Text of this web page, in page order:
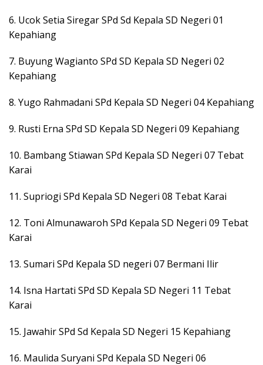
6. Ucok Setia Siregar SPd Sd Kepala SD Negeri 01
Kepahiang
7. Buyung Wagianto SPd SD Kepala SD Negeri 02
Kepahiang
8. Yugo Rahmadani SPd Kepala SD Negeri 04 Kepahiang
9. Rusti Erna SPd SD Kepala SD Negeri 09 Kepahiang
10. Bambang Stiawan SPd Kepala SD Negeri 07 Tebat
Karai
11. Supriogi SPd Kepala SD Negeri 08 Tebat Karai
12. Toni Almunawaroh SPd Kepala SD Negeri 09 Tebat
Karai
13. Sumari SPd Kepala SD negeri 07 Bermani Ilir
14. Isna Hartati SPd SD Kepala SD Negeri 11 Tebat
Karai
15. Jawahir SPd Sd Kepala SD Negeri 15 Kepahiang
16. Maulida Suryani SPd Kepala SD Negeri 06